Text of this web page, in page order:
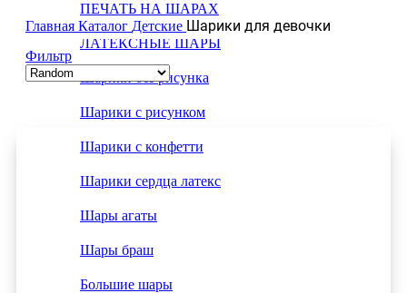
ПЕЧАТЬ НА ШАРАХ
ЛАТЕКСНЫЕ ШАРЫ
Шарики без рисунка
Шарики с рисунком
Шарики с конфетти
Шарики сердца латекс
Шары агаты
Шары браш
Большие шары
Главная Каталог Детские Шарики для девочки
Фильтр